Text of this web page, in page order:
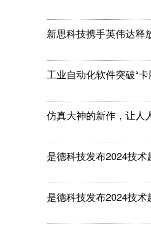
新思科技携手英伟达释
工业自动化软件突破“
仿真大神的新作，让人
是德科技发布2024技术
是德科技发布2024技术